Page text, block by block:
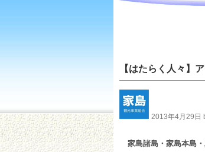
【はたらく人々】
2013年4月29日
家島諸島・家島本島